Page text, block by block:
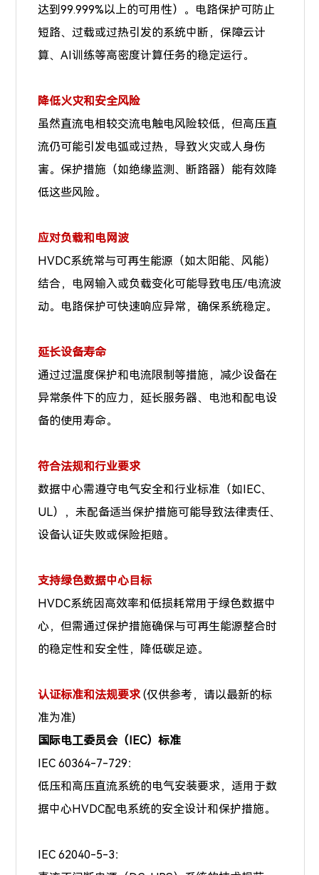
达到99.999%以上的可用性）。电路保护可防止
短路、过载或过热引发的系统中断，保障云计
算、AI训练等高密度计算任务的稳定运行。
降低火灾和安全风险
虽然直流电相较交流电触电风险较低，但高压直
流仍可能引发电弧或过热，导致火灾或人身伤
害。保护措施（如绝缘监测、断路器）能有效降
低这些风险。
应对负载和电网波
HVDC系统常与可再生能源（如太阳能、风能）
结合，电网输入或负载变化可能导致电压/电流波
动。电路保护可快速响应异常，确保系统稳定。
延长设备寿命
通过过温度保护和电流限制等措施，减少设备在
异常条件下的应力，延长服务器、电池和配电设
备的使用寿命。
符合法规和行业要求
数据中心需遵守电气安全和行业标准（如IEC、
UL），未配备适当保护措施可能导致法律责任、
设备认证失败或保险拒赔。
支持绿色数据中心目标
HVDC系统因高效率和低损耗常用于绿色数据中
心，但需通过保护措施确保与可再生能源整合时
的稳定性和安全性，降低碳足迹。
认证标准和法规要求(仅供参考，请以最新的标
准为准)
国际电工委员会（IEC）标准
IEC 60364-7-729：
低压和高压直流系统的电气安装要求，适用于数
据中心HVDC配电系统的安全设计和保护措施。
IEC 62040-5-3：